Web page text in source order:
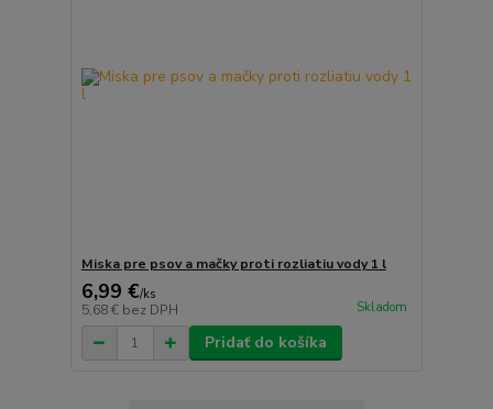
Miska pre psov a mačky proti rozliatiu vody 1 l
6,99 €/ks
5,68 € bez DPH Skladom
Pridať do košíka